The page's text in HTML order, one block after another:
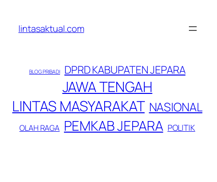
konten
lintasaktual.com
BLOG PRIBADI DPRD KABUPATEN JEPARA
JAWA TENGAH
LINTAS MASYARAKAT NASIONAL
OLAH RAGA PEMKAB JEPARA POLITIK